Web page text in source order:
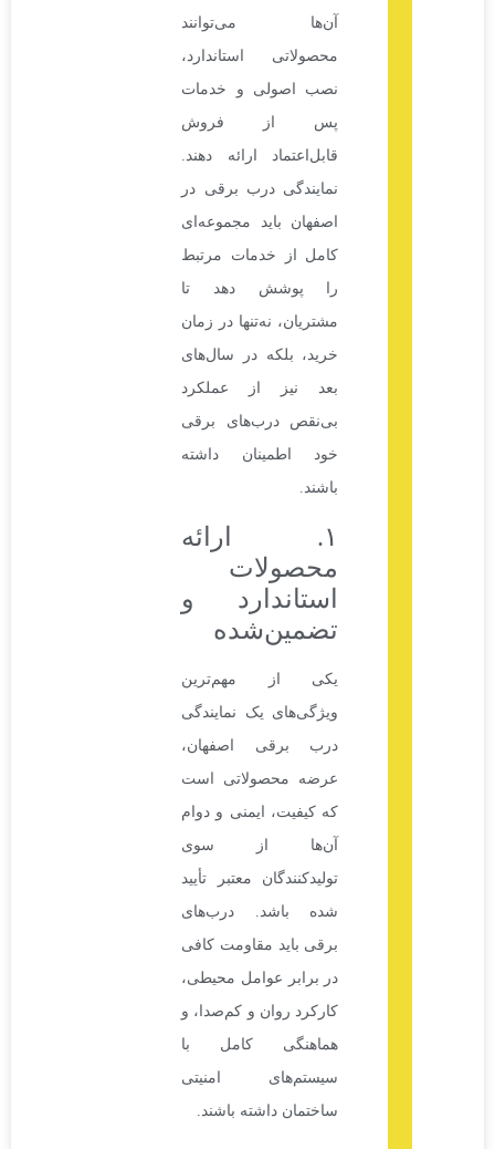
آن‌ها می‌توانند
محصولاتی استاندارد،
نصب اصولی و خدمات
پس از فروش
قابل‌اعتماد ارائه دهند.
نمایندگی درب برقی در
اصفهان باید مجموعه‌ای
کامل از خدمات مرتبط
را پوشش دهد تا
مشتریان، نه‌تنها در زمان
خرید، بلکه در سال‌های
بعد نیز از عملکرد
بی‌نقص درب‌های برقی
خود اطمینان داشته
۱. ارائه
استاندارد و
تضمین‌شده
یکی از مهم‌ترین
ویژگی‌های یک نمایندگی
درب برقی اصفهان،
عرضه محصولاتی است
که کیفیت، ایمنی و دوام
آن‌ها از سوی
تولیدکنندگان معتبر تأیید
شده باشد. درب‌های
برقی باید مقاومت کافی
در برابر عوامل محیطی،
کارکرد روان و کم‌صدا، و
هماهنگی کامل با
سیستم‌های امنیتی
ساختمان داشته باشند.